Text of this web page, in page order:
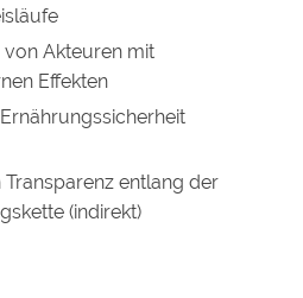
Akteuren mit
Effekten
entlang der
(indirekt)